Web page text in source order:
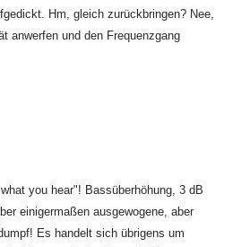
Hm, gleich zurückbringen? Nee,
anwerfen und den Frequenzgang
you hear"! Bassüberhöhung, 3 dB
einigermaßen ausgewogene, aber
Es handelt sich übrigens um